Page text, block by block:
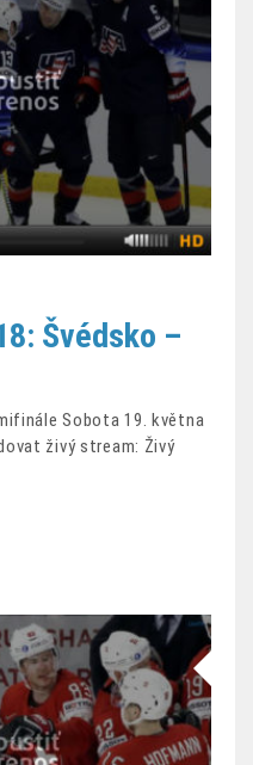
Švédsko –
Sobota 19. května
živý stream: Živý